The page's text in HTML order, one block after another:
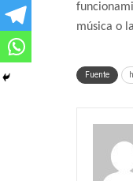
música o
Fuente